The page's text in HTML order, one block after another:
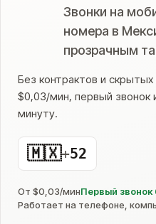
Звонки на
номера в
прозрачным
Без контрактов и
$0,03/мин, первый звонок
минуту.
🇲🇽+52
От $0,03/минПервый звонок
Работает на телефоне,